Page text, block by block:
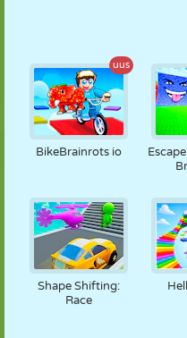
uus
BikeBrainrots io
Shape Shifting:
Race